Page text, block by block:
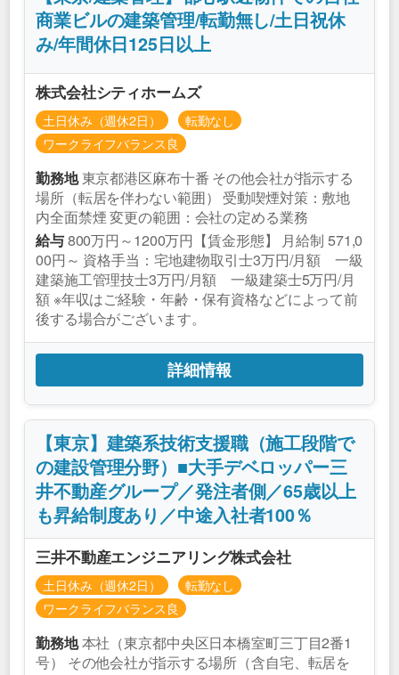
商業ビルの建築管理/転勤無し/土日祝休
み/年間休日125日以上
株式会社シティホームズ
土日休み（週休2日）
転勤なし
ワークライフバランス良
勤務地東京都港区麻布十番 その他会社が指示する
場所（転居を伴わない範囲） 受動喫煙対策：敷地
内全面禁煙 変更の範囲：会社の定める業務
給与800万円～1200万円【賃金形態】 月給制 571,0
00円～ 資格手当：宅地建物取引士3万円/月額 一級
建築施工管理技士3万円/月額 一級建築士5万円/月
額 ※年収はご経験・年齢・保有資格などによって前
後する場合がございます。
詳細情報
【東京】建築系技術支援職（施工段階で
の建設管理分野）■大手デベロッパー三
井不動産グループ／発注者側／65歳以上
も昇給制度あり／中途入社者100％
三井不動産エンジニアリング株式会社
土日休み（週休2日）
転勤なし
ワークライフバランス良
勤務地本社（東京都中央区日本橋室町三丁目2番1
号） その他会社が指示する場所（含自宅、転居を